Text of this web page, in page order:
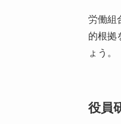
労働組
的根拠
ょう。
役員